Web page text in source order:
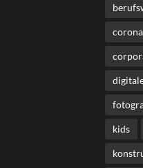
corona
kids